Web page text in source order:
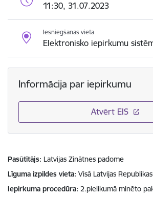
11:30, 31.07.2023
Iesniegšanas vieta
Elektronisko iepirkumu
Informācija par iepirkumu
Atvērt EIS
Pasūtītājs Latvijas Zinātnes padome
Līguma izpildes vieta Visā Latvijas
Iepirkuma procedūra 2.pielikumā minēto